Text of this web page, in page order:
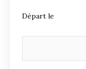
Départ le